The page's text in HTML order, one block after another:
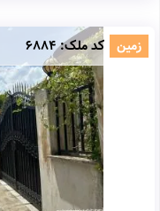
زمین کد ملک:6884